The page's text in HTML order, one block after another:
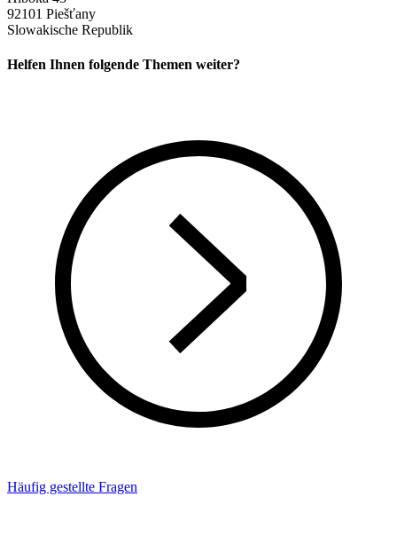
92101 Piešťany
Slowakische Republik
Helfen Ihnen folgende Themen weiter?
Häufig gestellte Fragen